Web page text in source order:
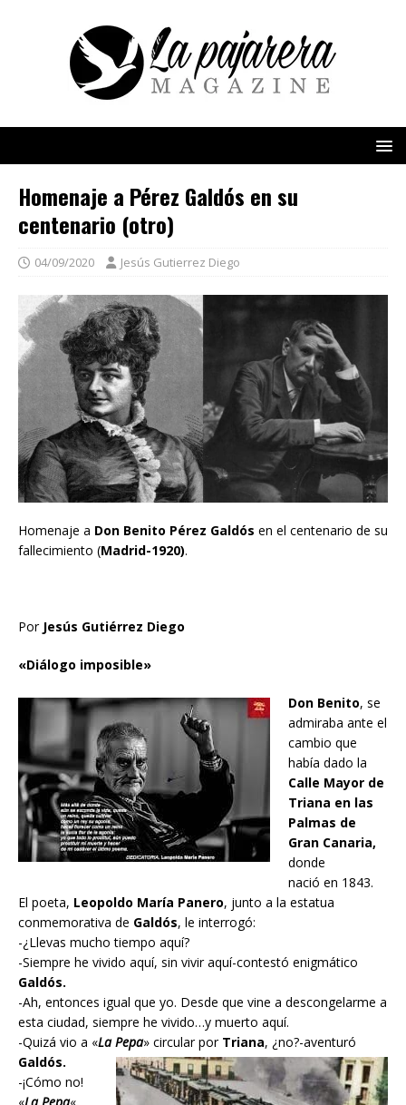
Homenaje a Pérez Galdós en su
centenario (otro)
04/09/2020 Jesús Gutierrez Diego
Homenaje a Don Benito Pérez Galdós en el centenario de su
fallecimiento (Madrid-1920).
Por Jesús Gutiérrez Diego
«Diálogo imposible»
Don Benito, se
admiraba ante el
cambio que
había dado la
Calle Mayor de
Triana en las
Palmas de
Gran Canaria,
donde
nació en 1843.
El poeta, Leopoldo María Panero, junto a la estatua
conmemorativa de Galdós, le interrogó:
-¿Llevas mucho tiempo aquí?
-Siempre he vivido aquí, sin vivir aquí-contestó enigmático
Galdós.
-Ah, entonces igual que yo. Desde que vine a descongelarme a
esta ciudad, siempre he vivido…y muerto aquí.
-Quizá vio a «La Pepa» circular por Triana, ¿no?-aventuró
Galdós.
-¡Cómo no!